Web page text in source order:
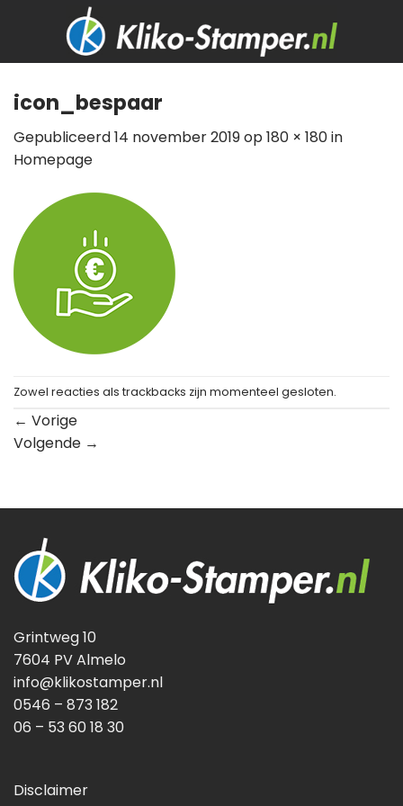
icon_bespaar
Gepubliceerd14 november 2019op180 × 180in
Homepage
Zowel reacties als trackbacks zijn momenteel gesloten.
← Vorige
Volgende →
Grintweg 10
7604 PV Almelo
info@klikostamper.nl
0546 – 873 182
06 – 53 60 18 30
Disclaimer